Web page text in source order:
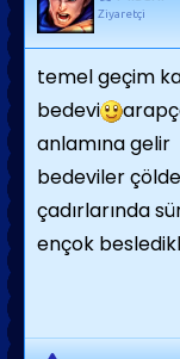
Ziyaretçi
temel geçim
bedevi
anlamına gelir
bedeviler
çadırlarında
ençok